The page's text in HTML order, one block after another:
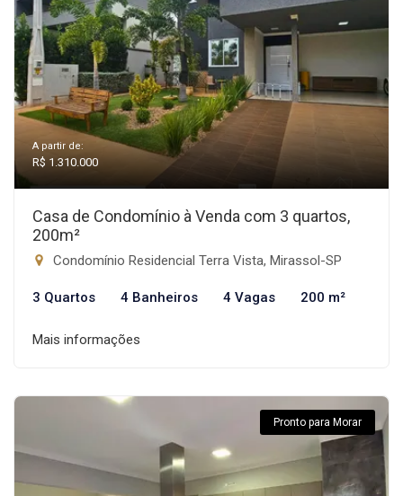
A partir de:
R$ 1.310.000
Casa de Condomínio à Venda com 3 quartos,
200m²
Condomínio Residencial Terra Vista, Mirassol-SP
3 Quartos 4 Banheiros 4 Vagas 200 m²
Mais informações
Pronto para Morar